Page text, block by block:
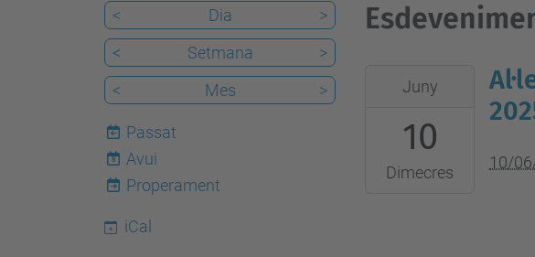
10T00:00:00+02:00
Juny
10
Dimecres
10/
< Dia
>
<
Setmana
>
<
Mes >
Passat
8
Avui
Properament
iCal